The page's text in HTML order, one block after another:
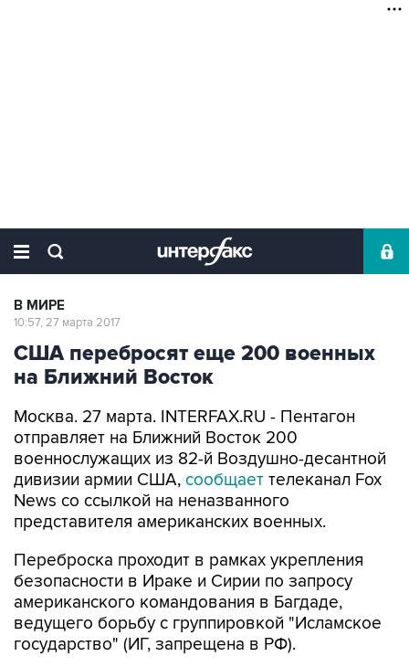
В МИРЕ
10:57, 27 марта 2017
США перебросят еще 200 военных
на Ближний Восток
Москва. 27 марта. INTERFAX.RU - Пентагон
отправляет на Ближний Восток 200
военнослужащих из 82-й Воздушно-десантной
дивизии армии США, сообщает телеканал Fox
News со ссылкой на неназванного
представителя американских военных.
Переброска проходит в рамках укрепления
безопасности в Ираке и Сирии по запросу
американского командования в Багдаде,
ведущего борьбу с группировкой "Исламское
государство" (ИГ, запрещена в РФ).